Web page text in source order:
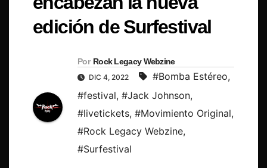
edición de Surfestival
Por Rock Legacy Webzine
DIC 4, 2022 #Bomba Estéreo,
#festival, #Jack Johnson,
#livetickets, #Movimiento Original,
#Rock Legacy Webzine,
#Surfestival